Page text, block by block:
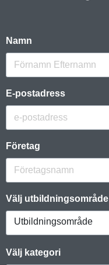
Namn
E-postadress
Företag
Välj utbildningsområde
Utbildningsområde
Välj kategori